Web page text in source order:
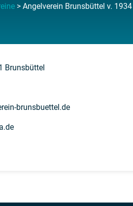
> Angelverein Brunsbüttel v. 1934
Brunsbüttel
brunsbuettel.de